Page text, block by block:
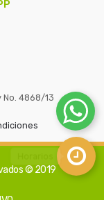
No. 4868/13
© 2019